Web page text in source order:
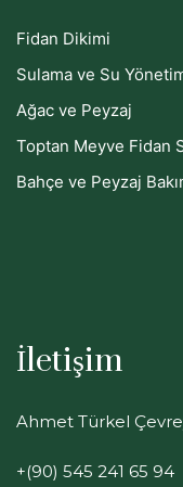
Fidan Dikimi
Sulama ve Su
Ağac ve Peyzaj
Toptan Meyve Fidan
Bahçe ve Peyzaj
İletişim
Ahmet Türkel
+(90) 545 241 65 94